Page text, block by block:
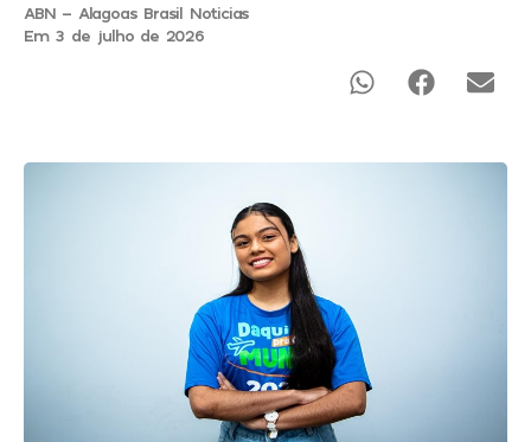
ABN - Alagoas Brasil Noticias
Em 3 de julho de 2026